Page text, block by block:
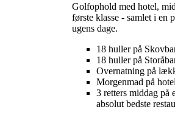
Golfophold med hotel,
første klasse - samlet i en
ugens dage.
18 huller på
18 huller på
Overnatning på
Morgenmad på
3 retters middag på
absolut bedste